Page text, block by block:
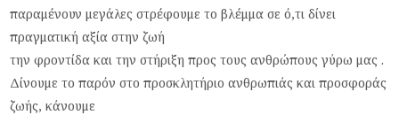
παραμένουν μεγάλες στρέφουμε το βλέμμα σε ό,τι δίνει
πραγματική αξία στην ζωή
την φροντίδα και την στήριξη προς τους ανθρώπους γύρω μας .
Δίνουμε το παρόν στο προσκλητήριο ανθρωπιάς και προσφοράς
ζωής, κάνουμε